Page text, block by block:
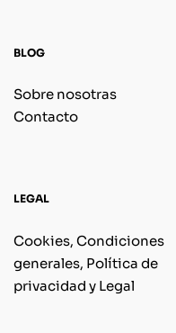
BLOG
Sobre nosotras
Contacto
LEGAL
Cookies, Condiciones
generales, Política de
privacidad y Legal